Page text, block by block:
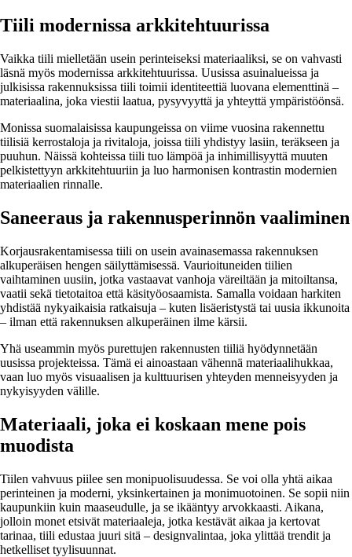
Tiili modernissa arkkitehtuurissa
Vaikka tiili mielletään usein perinteiseksi materiaaliksi, se on vahvasti
läsnä myös modernissa arkkitehtuurissa. Uusissa asuinalueissa ja
julkisissa rakennuksissa tiili toimii identiteettiä luovana elementtinä –
materiaalina, joka viestii laatua, pysyvyyttä ja yhteyttä ympäristöönsä.
Monissa suomalaisissa kaupungeissa on viime vuosina rakennettu
tiilisiä kerrostaloja ja rivitaloja, joissa tiili yhdistyy lasiin, teräkseen ja
puuhun. Näissä kohteissa tiili tuo lämpöä ja inhimillisyyttä muuten
pelkistettyyn arkkitehtuuriin ja luo harmonisen kontrastin modernien
materiaalien rinnalle.
Saneeraus ja rakennusperinnön vaaliminen
Korjausrakentamisessa tiili on usein avainasemassa rakennuksen
alkuperäisen hengen säilyttämisessä. Vaurioituneiden tiilien
vaihtaminen uusiin, jotka vastaavat vanhoja väreiltään ja mitoiltansa,
vaatii sekä tietotaitoa että käsityöosaamista. Samalla voidaan harkiten
yhdistää nykyaikaisia ratkaisuja – kuten lisäeristystä tai uusia ikkunoita
– ilman että rakennuksen alkuperäinen ilme kärsii.
Yhä useammin myös purettujen rakennusten tiiliä hyödynnetään
uusissa projekteissa. Tämä ei ainoastaan vähennä materiaalihukkaa,
vaan luo myös visuaalisen ja kulttuurisen yhteyden menneisyyden ja
nykyisyyden välille.
Materiaali, joka ei koskaan mene pois
muodista
Tiilen vahvuus piilee sen monipuolisuudessa. Se voi olla yhtä aikaa
perinteinen ja moderni, yksinkertainen ja monimuotoinen. Se sopii niin
kaupunkiin kuin maaseudulle, ja se ikääntyy arvokkaasti. Aikana,
jolloin monet etsivät materiaaleja, jotka kestävät aikaa ja kertovat
tarinaa, tiili edustaa juuri sitä – designvalintaa, joka ylittää trendit ja
hetkelliset tyylisuunnat.